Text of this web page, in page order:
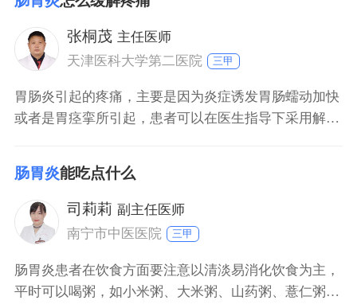
可以有效减轻患者的腹泻。如果腹泻较为严重，出现电
解质紊乱等情况，则就应配合一些减少水和电解质分泌
药物进行治疗，如消旋卡多曲等。肠胃炎的患者平时应
多注
张桐茂 主任医师
天津医科大学第二医院
三甲
胃肠炎引起的疼痛，主要是因为炎症诱发胃肠蠕动加快
或者是胃痉挛所引起，患者可以在医生指导下采用解痉
果是因为饮食不节或者吃了腐败变质食物所引起的细菌
性胃肠炎，需要选择敏感抗生素来进行消炎治疗。如果
是病毒感染，可以选用一些收敛、止泻等解痉药物来对
症治疗即可。
肠胃炎能吃点什么
司莉莉 副主任医师
南宁市中医医院
三甲
肠胃炎患者在饮食方面要注意以清淡易消化饮食为主，
平时可以喝粥，如小米粥、大米粥、山药粥、薏仁粥、